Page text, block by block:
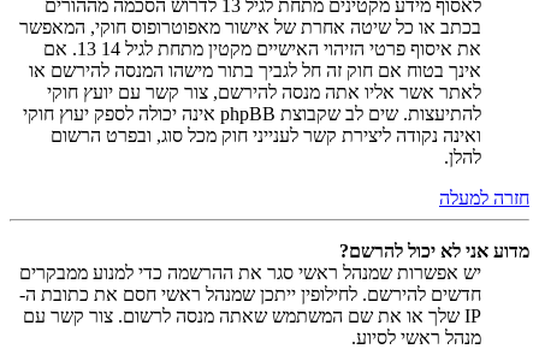
לאסוף מידע מקטינים מתחת לגיל 13 לדרוש הסכמה מההורים
בכתב או כל שיטה אחרת של אישור מאפוטרופוס חוקי, המאפשר
את איסוף פרטי הזיהוי האישיים מקטין מתחת לגיל 14 13. אם
אינך בטוח אם חוק זה חל לגביך בתור מישהו המנסה להירשם או
לאתר אשר אליו אתה מנסה להירשם, צור קשר עם יועץ חוקי
להתיעצות. שים לב שקבוצת phpBB אינה יכולה לספק יעוץ חוקי
ואינה נקודה ליצירת קשר לענייני חוק מכל סוג, ובפרט הרשום
להלן.
חזרה למעלה
מדוע אני לא יכול להרשם?
יש אפשרות שמנהל ראשי סגר את ההרשמה כדי למנוע ממבקרים
חדשים להירשם. לחילופין ייתכן שמנהל ראשי חסם את כתובת ה-
IP שלך או את שם המשתמש שאתה מנסה לרשום. צור קשר עם
מנהל ראשי לסיוע.